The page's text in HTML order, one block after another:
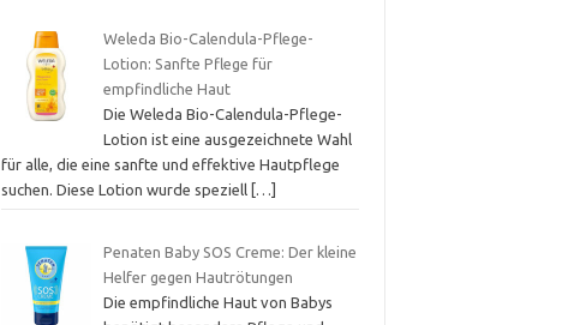
Weleda Bio-Calendula-Pflege-
Lotion: Sanfte Pflege für
empfindliche Haut
Die Weleda Bio-Calendula-Pflege-
Lotion ist eine ausgezeichnete Wahl
für alle, die eine sanfte und effektive Hautpflege
suchen. Diese Lotion wurde speziell […]
Penaten Baby SOS Creme: Der kleine
Helfer gegen Hautrötungen
Die empfindliche Haut von Babys